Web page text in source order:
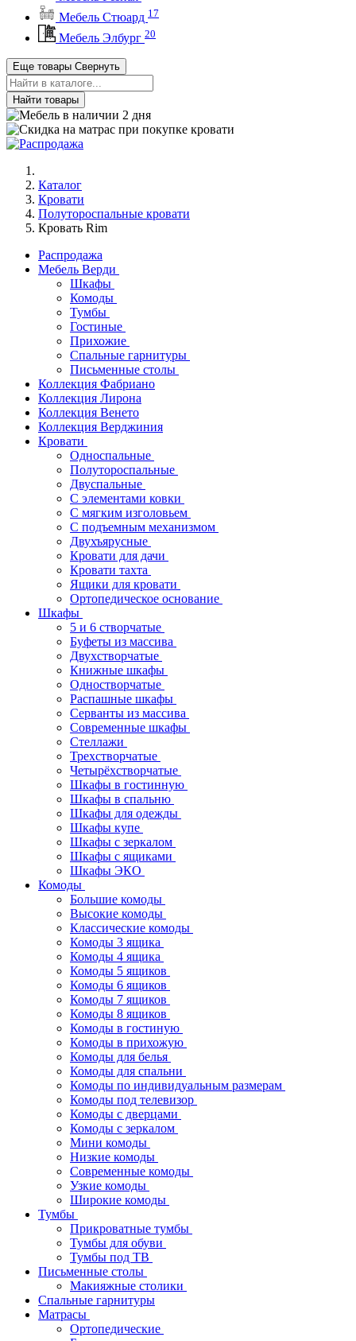
Мебель Стюард 17
Мебель Элбург 20
Еще товары Свернуть
Найти товары
Каталог
Кровати
Полутороспальные кровати
Кровать Rim
Распродажа
Мебель Верди
Шкафы
Комоды
Тумбы
Гостиные
Прихожие
Спальные гарнитуры
Письменные столы
Коллекция Фабриано
Коллекция Лирона
Коллекция Венето
Коллекция Верджиния
Кровати
Односпальные
Полутороспальные
Двуспальные
С элементами ковки
С мягким изголовьем
С подъемным механизмом
Двухъярусные
Кровати для дачи
Кровати тахта
Ящики для кровати
Ортопедическое основание
Шкафы
5 и 6 створчатые
Буфеты из массива
Двухстворчатые
Книжные шкафы
Одностворчатые
Распашные шкафы
Серванты из массива
Современные шкафы
Стеллажи
Трехстворчатые
Четырёхстворчатые
Шкафы в гостинную
Шкафы в спальню
Шкафы для одежды
Шкафы купе
Шкафы с зеркалом
Шкафы с ящиками
Шкафы ЭКО
Комоды
Большие комоды
Высокие комоды
Классические комоды
Комоды 3 ящика
Комоды 4 ящика
Комоды 5 ящиков
Комоды 6 ящиков
Комоды 7 ящиков
Комоды 8 ящиков
Комоды в гостиную
Комоды в прихожую
Комоды для белья
Комоды для спальни
Комоды по индивидуальным размерам
Комоды под телевизор
Комоды с дверцами
Комоды с зеркалом
Мини комоды
Низкие комоды
Современные комоды
Узкие комоды
Широкие комоды
Тумбы
Прикроватные тумбы
Тумбы для обуви
Тумбы под ТВ
Письменные столы
Макияжные столики
Спальные гарнитуры
Матрасы
Ортопедические